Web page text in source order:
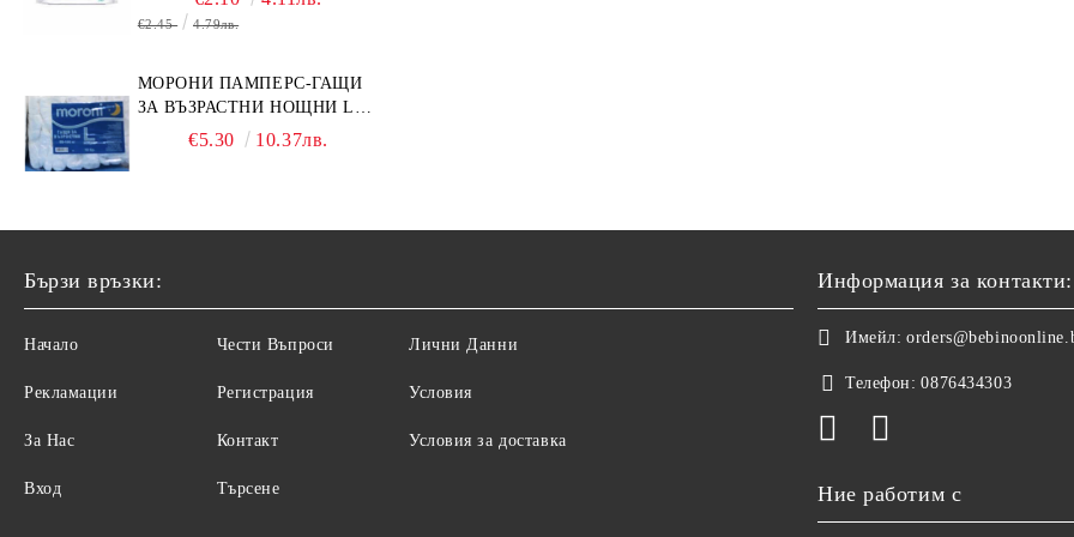
€2.45 4.79лв.
МОРОНИ ПАМПЕРС-ГАЩИ
ЗА ВЪЗРАСТНИ НОЩНИ L
НОЩНИ X 10БР.
€5.30 10.37лв.
Бързи връзки:
Начало
Рекламации
За Нас
Вход
Чести Въпроси
Регистрация
Контакт
Търсене
Лични Данни
Условия
Условия за доставка
Информация за контакти:
Имейл:
Телефон: 0876434303
Ние работим с